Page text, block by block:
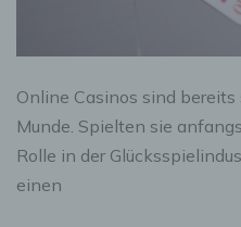
Online Casinos sind
Munde. Spielten sie
Rolle in der
einen